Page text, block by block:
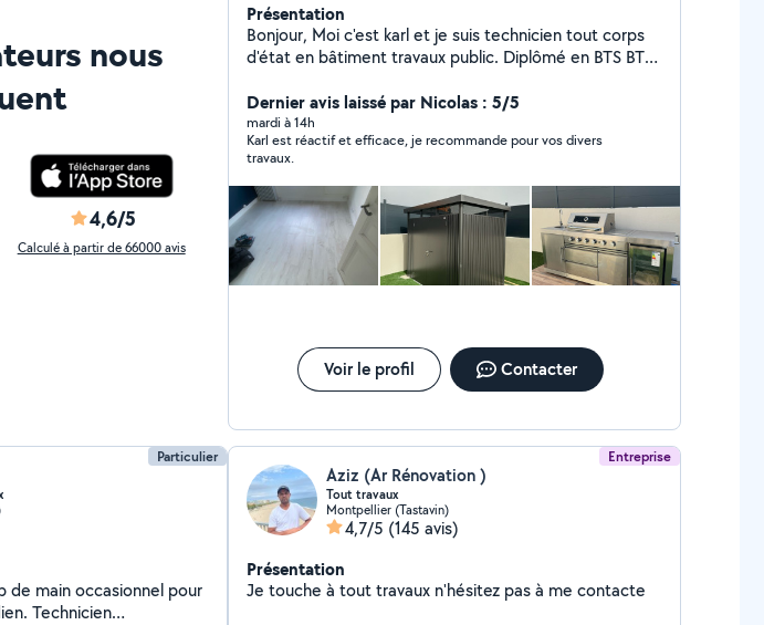
nous
4,6/5
Calculé à partir de 66000 avis
Présentation
Bonjour, Moi c'est karl et je suis technicien tout corps
d'état en bâtiment travaux public. Diplômé en BTS BTP.
petits et grands travaux. Au plaisir
Dernier avis laissé par Nicolas : 5/5
mardi à 14h
Karl est réactif et efficace, je recommande pour vos divers
travaux.
Voir le profil Contacter
Particulier
Technicien
Entreprise
Aziz (Ar Rénovation )
Tout travaux
Montpellier (Tastavin)
4,7/5 (145 avis)
Présentation
Je touche à tout travaux n'hésitez pas à me contacte